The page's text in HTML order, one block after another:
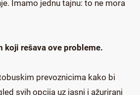
Imamo jednu tajnu: to ne mora
rešava ove probleme.
prevoznicima kako bi
svih opcija uz jasni i ažurirani